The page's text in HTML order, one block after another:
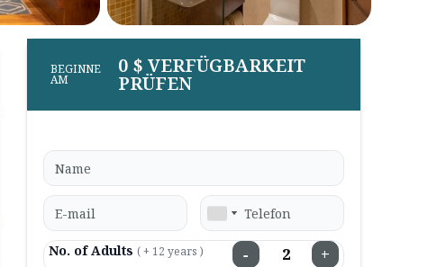
BEGINNE
AM
0 $ VERFÜGBARKEIT
PRÜFEN
No. of Adults ( + 12 years ) − +